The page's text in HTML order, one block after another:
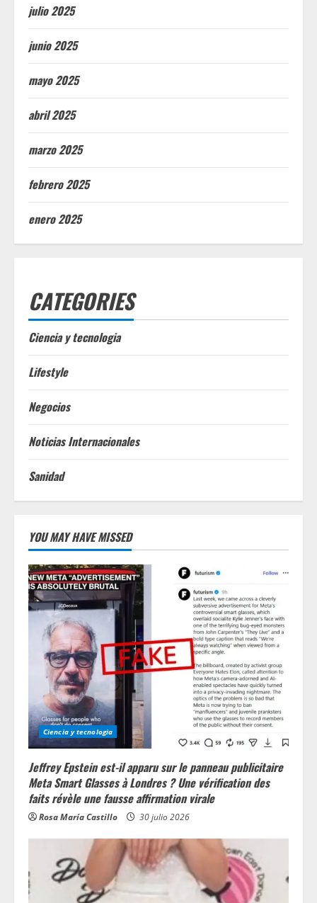
julio 2025
junio 2025
mayo 2025
abril 2025
marzo 2025
febrero 2025
enero 2025
CATEGORIES
Ciencia y tecnologia
Lifestyle
Negocios
Noticias Internacionales
Sanidad
YOU MAY HAVE MISSED
Ciencia y tecnologia
Jeffrey Epstein est-il apparu sur le panneau publicitaire
Meta Smart Glasses à Londres ? Une vérification des
faits révèle une fausse affirmation virale
Rosa María Castillo 30 julio 2026